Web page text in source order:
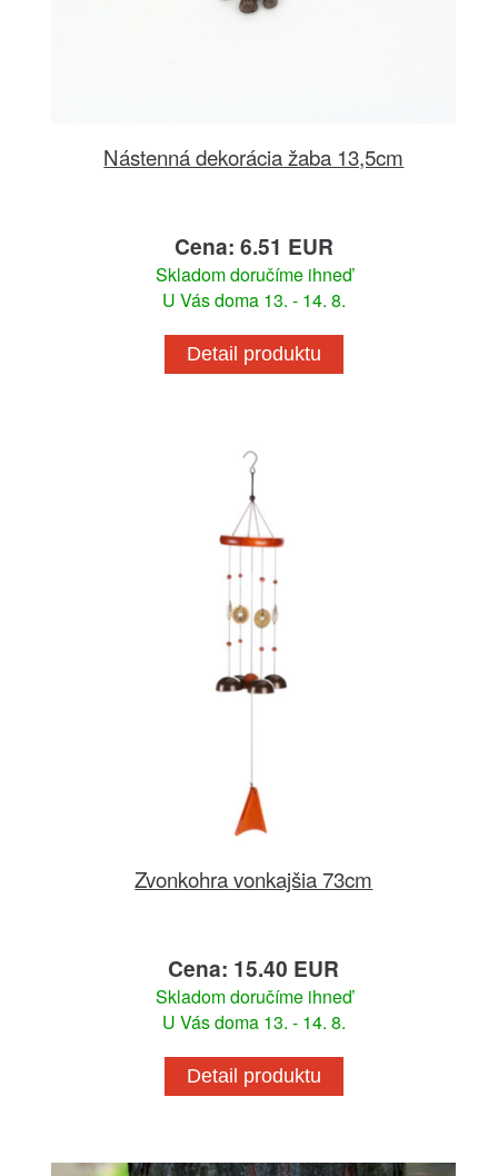
Nástenná dekorácia žaba 13,5cm
Cena: 6.51 EUR
Skladom doručíme ihneď
U Vás doma 13. - 14. 8.
Detail produktu
Zvonkohra vonkajšia 73cm
Cena: 15.40 EUR
Skladom doručíme ihneď
U Vás doma 13. - 14. 8.
Detail produktu